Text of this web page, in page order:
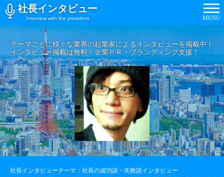
社長インタビュー
Interview with the president MENU
テーマごとに様々な業界の起業家によるインタビューを掲載中！
インタビュー掲載は無料！企業ＰＲ・ブランディング支援！
社長インタビューテーマ：社長の成功談・失敗談インタビュー